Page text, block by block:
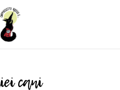
cani